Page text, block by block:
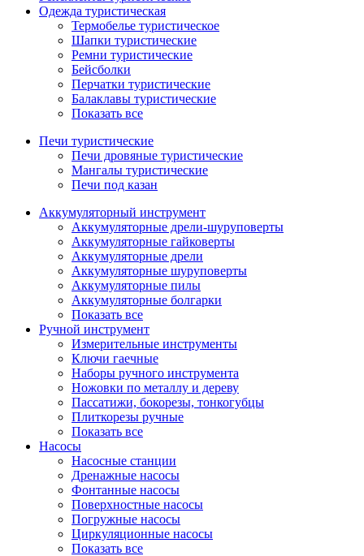
Одежда туристическая
Термобелье туристическое
Шапки туристические
Ремни туристические
Бейсболки
Перчатки туристические
Балаклавы туристические
Показать все
Печи туристические
Печи дровяные туристические
Мангалы туристические
Печи под казан
Аккумуляторный инструмент
Аккумуляторные дрели-шуруповерты
Аккумуляторные гайковерты
Аккумуляторные дрели
Аккумуляторные шуруповерты
Аккумуляторные пилы
Аккумуляторные болгарки
Показать все
Ручной инструмент
Измерительные инструменты
Ключи гаечные
Наборы ручного инструмента
Ножовки по металлу и дереву
Пассатижи, бокорезы, тонкогубцы
Плиткорезы ручные
Показать все
Насосы
Насосные станции
Дренажные насосы
Фонтанные насосы
Поверхностные насосы
Погружные насосы
Циркуляционные насосы
Показать все